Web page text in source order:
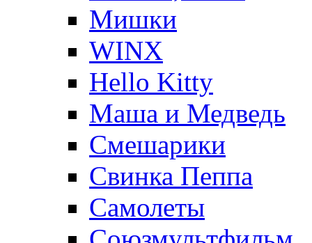
Мишки
WINX
Hello Kitty
Маша и Медведь
Смешарики
Свинка Пеппа
Самолеты